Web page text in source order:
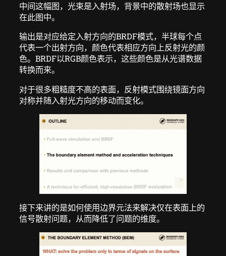
中间这幅图，光束是入射场，背景中的散射场也显示
在此图中。
输出是对应给定入射方向的BRDF模式，半球每个点
代表一个出射方向，颜色代表相应方向上反射光的颜
色。BRDF以RGB颜色表示，这些颜色是从光谱数据
转换而来。
对于很多粗糙度不高的表面，反射模式围绕镜面方向
对称并随入射光方向的移动而变化。
接下来讲的是如何使用边界元法来解决仅在表面上的
信号散射问题，从而降低了问题的维度。